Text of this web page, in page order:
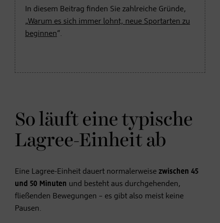
In diesem Beitrag finden Sie zahlreiche Gründe,
„Warum es sich immer lohnt, neue Sportarten zu
beginnen“.
So läuft eine typische
Lagree-Einheit ab
Eine Lagree-Einheit dauert normalerweise zwischen 45
und 50 Minuten und besteht aus durchgehenden,
fließenden Bewegungen – es gibt also meist keine
Pausen.